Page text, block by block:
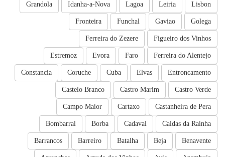
Lisbon
Leiria
Lagoa
Idanha-a-Nova
Grandola
Golega
Gaviao
Funchal
Fronteira
Figueiro dos Vinhos
Ferreira do Zezere
Ferreira do Alentejo
Faro
Evora
Estremoz
Entroncamento
Elvas
Cuba
Coruche
Constancia
Castro Verde
Castro Marim
Castelo Branco
Castanheira de Pera
Cartaxo
Campo Maior
Caldas da Rainha
Cadaval
Borba
Bombarral
Benavente
Beja
Batalha
Barreiro
Barrancos